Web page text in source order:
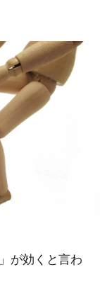
が効くと言わ